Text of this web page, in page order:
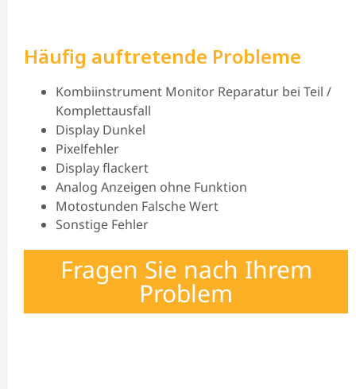
Häufig auftretende Probleme
Kombiinstrument Monitor Reparatur bei Teil /
Komplettausfall
Display Dunkel
Pixelfehler
Display flackert
Analog Anzeigen ohne Funktion
Motostunden Falsche Wert
Sonstige Fehler
Fragen Sie nach Ihrem
Problem